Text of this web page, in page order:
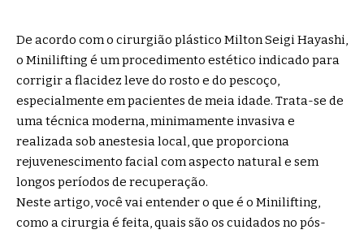
De acordo com o cirurgião plástico Milton Seigi Hayashi,
o Minilifting é um procedimento estético indicado para
corrigir a flacidez leve do rosto e do pescoço,
especialmente em pacientes de meia idade. Trata-se de
uma técnica moderna, minimamente invasiva e
realizada sob anestesia local, que proporciona
rejuvenescimento facial com aspecto natural e sem
longos períodos de recuperação.
Neste artigo, você vai entender o que é o Minilifting,
como a cirurgia é feita, quais são os cuidados no pós-